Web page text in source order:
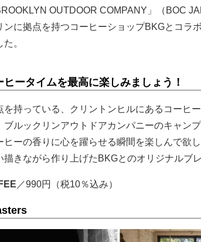
OUTDOOR COMPANY」（BOC
ンに拠点を持つコーヒーショップBKGとコラ
。
ータイムを最高に楽しみましょう！
を持っている、クリントンヒルにあるコーヒ
ブルックリンアウトドアカンパニーのキャン
ヒーの香りに心を躍らせる瞬間を楽しんで欲
描きながら作り上げたBKGとのオリジナルブレ
／990円（税10％込み）